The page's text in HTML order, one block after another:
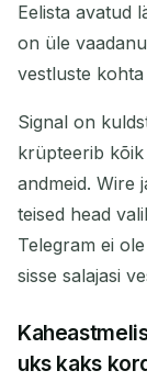
Eelista avatud
on üle
vestluste
Signal on
krüpteerib kõik
andmeid. Wire
teised head
Telegram ei
sisse salajasi
uks kaks